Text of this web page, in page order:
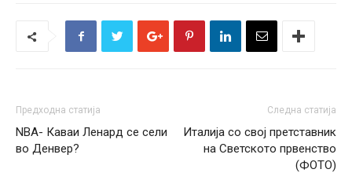
Предходна статија
NBA- Каваи Ленард се сели
во Денвер?
Следна статија
Италија со свој претставник
на Светското првенство
(ФОТО)